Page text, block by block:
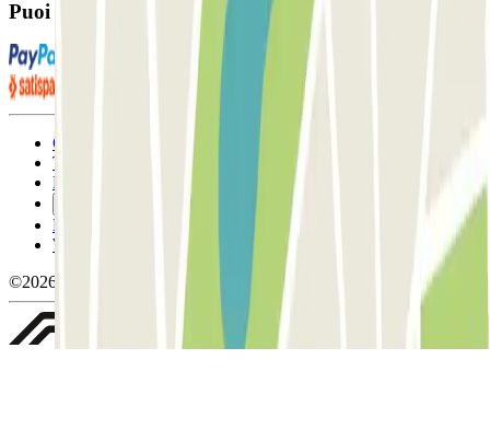
Puoi utilizzare questi metodi di pagamento:
Condizioni contrattuali e di utilizzo
Termini di cancellazione
Politica sui cookies
Politica sulla privacy
Whistleblowing
©2026 Parclick. Tutti i diritti riservati